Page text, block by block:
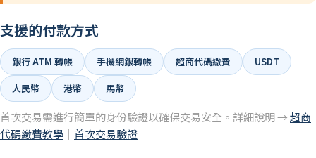
支援的付款方式
銀行 ATM 轉帳 手機網銀轉帳 超商代碼繳費
USDT
人民幣
港幣 馬幣
首次交易需進行簡單的身份驗證以確保交易安全。詳細說明 →超商
代碼繳費教學 ｜ 首次交易驗證